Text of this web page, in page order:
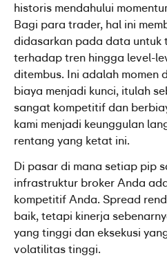
historis mendahului
Bagi para trader, hal ini
didasarkan pada data untuk
terhadap tren hingga level-
ditembus. Ini adalah momen
biaya menjadi kunci, itulah
sangat kompetitif dan
kami menjadi keunggulan
rentang yang ketat ini.
Di pasar di mana setiap pip
infrastruktur broker Anda
kompetitif Anda. Spread
baik, tetapi kinerja
yang tinggi dan eksekusi
volatilitas tinggi.